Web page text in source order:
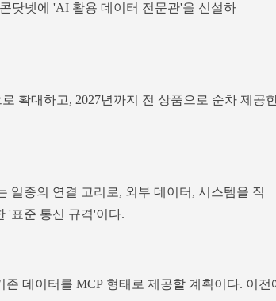
닷넷에 'AI 활용 데이터 전문관'을 신설하
확대하고, 2027년까지 전 상품으로 순차 제공
일종의 연결 고리로, 외부 데이터, 시스템을 직
'표준 통신 규격'이다.
데이터를 MCP 형태로 제공할 계획이다. 이전